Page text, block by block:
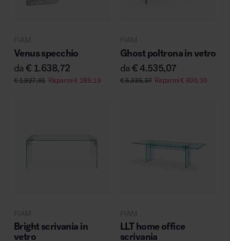
FIAM
Venus specchio
da€ 1.638,72
€1.927,91 Risparmi€289,19
FIAM
Ghost poltrona in vetro
da€ 4.535,07
€5.335,37 Risparmi€ 800,30
FIAM
Bright scrivania in
vetro
FIAM
LLT home office
scrivania